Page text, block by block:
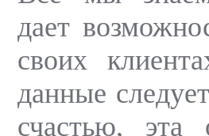
дает
своих
данные
счастью, эта